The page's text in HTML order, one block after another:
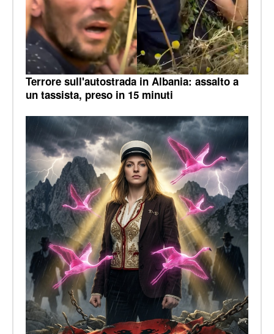
Terrore sull'autostrada in Albania: assalto a
un tassista, preso in 15 minuti